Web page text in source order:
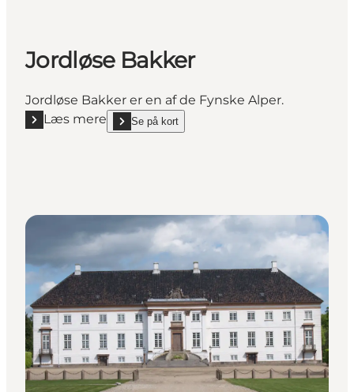
Jordløse Bakker
Jordløse Bakker er en af de Fynske Alper.
Læs mere
Læs mere "Jordløse Bakker"
Se på kort
show Jordløse Bakker on_map